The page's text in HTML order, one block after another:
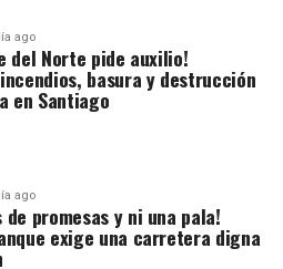
ago
del Norte pide auxilio!
basura y destrucción
en Santiago
ago
de promesas y ni una pala!
exige una carretera digna